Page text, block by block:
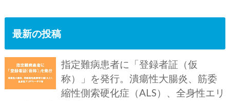
最新の投稿
指定難病患者に「登録者証（仮
称）」を発行。潰瘍性大腸炎、筋委
縮性側索硬化症（ALS）、全身性エリ